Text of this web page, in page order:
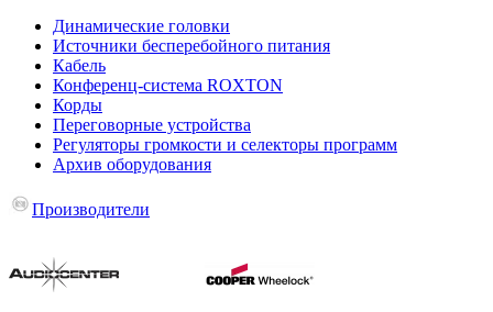
Динамические головки
Источники бесперебойного питания
Кабель
Конференц-система ROXTON
Корды
Переговорные устройства
Регуляторы громкости и селекторы программ
Архив оборудования
Производители